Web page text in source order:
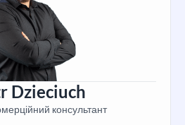
Dzieciuch
консультант